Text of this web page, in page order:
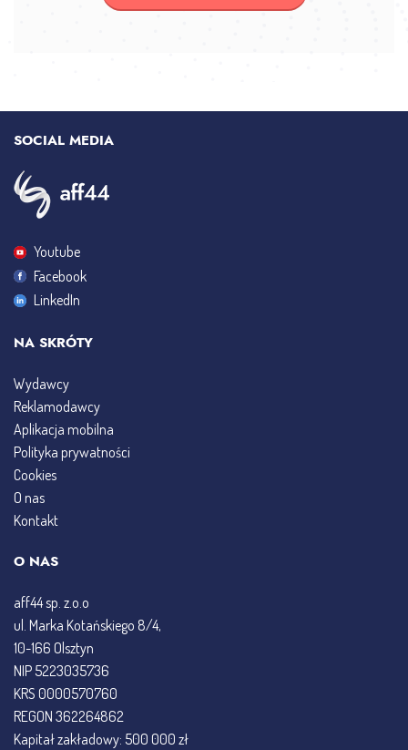
SOCIAL MEDIA
Youtube
Facebook
LinkedIn
NA SKRÓTY
Wydawcy
Reklamodawcy
Aplikacja mobilna
Polityka prywatności
Cookies
O nas
Kontakt
O NAS
aff44 sp. z.o.o
ul. Marka Kotańskiego 8/4,
10-166 Olsztyn
NIP 5223035736
KRS 0000570760
REGON 362264862
Kapitał zakładowy: 500 000 zł